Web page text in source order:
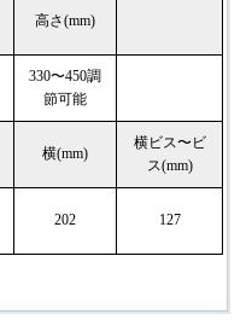
高さ(mm)
330〜450調
節可能
横(mm)
横ビス〜ビ
ス(mm)
202 127